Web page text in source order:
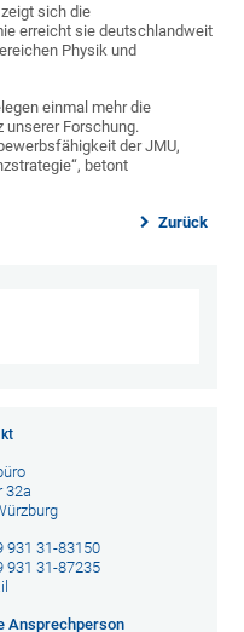
sich die
erreicht sie deutschlandweit
Physik und
einmal mehr die
unserer Forschung.
der JMU,
betont
Zurück
32a
931 31-83150
931 31-87235
Ansprechperson